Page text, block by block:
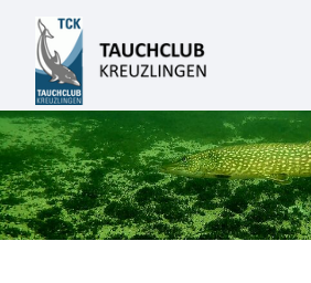
Suchbegriffe